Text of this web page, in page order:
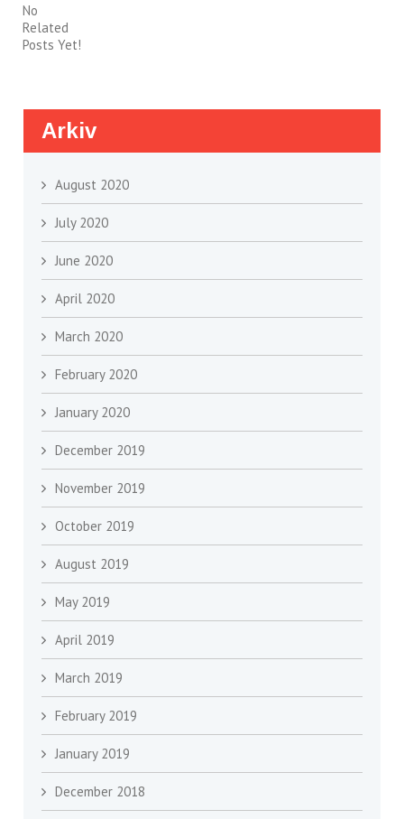
No
Related
Posts Yet!
Arkiv
August 2020
July 2020
June 2020
April 2020
March 2020
February 2020
January 2020
December 2019
November 2019
October 2019
August 2019
May 2019
April 2019
March 2019
February 2019
January 2019
December 2018